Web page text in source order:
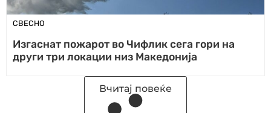
СВЕСНО
Изгаснат пожарот во Чифлик сега гори на
други три локации низ Македонија
Вчитај повеќе